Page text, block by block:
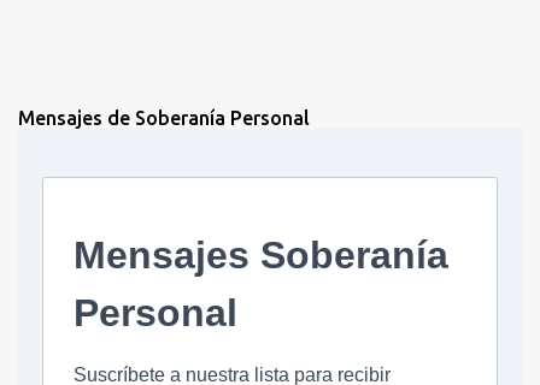
Mensajes de Soberanía Personal